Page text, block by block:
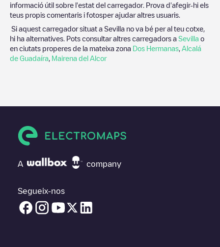
informació útil sobre l'estat del carregador. Prova d'afegir-hi els
teus propis comentaris i fotosper ajudar altres usuaris.
Si aquest carregador situat a Sevilla no va bé per al teu cotxe,
hi ha alternatives. Pots consultar altres carregadors a Sevilla o
en ciutats properes de la mateixa zona Dos Hermanas Alcalá
de Guadaíra Mairena del Alcor
A company
Segueix-nos